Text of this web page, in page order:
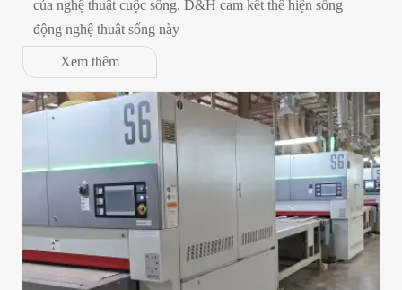
của nghệ thuật cuộc sống. D&H cam kết thể hiện sống
động nghệ thuật sống này
Xem thêm